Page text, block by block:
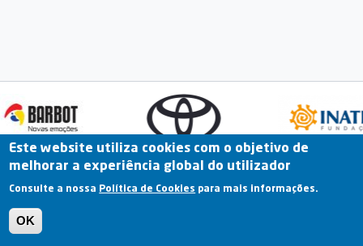
Previous
Fale Connosco Portal Online Arquivo
Termos e Condições | Política de Privacidade |
Este website utiliza cookies com o objetivo de
melhorar a experiência global do utilizador
Consulte a nossa Política de Cookies para mais informações.
OK